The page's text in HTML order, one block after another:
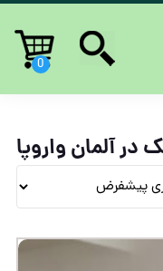
در آلمان واروپا